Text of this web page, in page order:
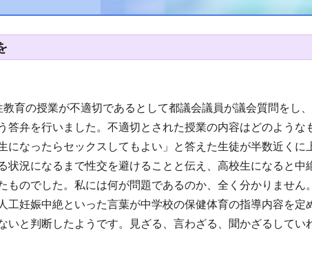
育の授業が不適切であるとして都議会議員が議会質問をし
弁を行いました。不適切とされた授業の内容はどのような
になったらセックスしてもよい」と答えた生徒が半数近くに
状況になるまで性交を避けることと伝え、高校生になると中
のでした。私には何が問題であるのか、全く分かりません。
工妊娠中絶といった言葉が中学校の保健体育の指導内容を定
いと判断したようです。見ざる、言わざる、聞かざるしてい